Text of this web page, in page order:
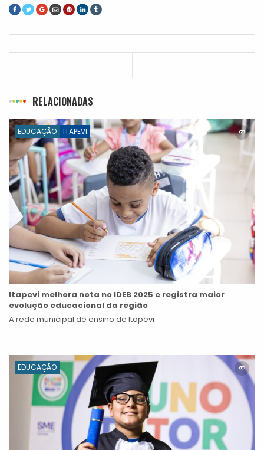
RELACIONADAS
EDUCAÇÃO ITAPEVI
Itapevi melhora nota no IDEB 2025 e registra maior
evolução educacional da região
A rede municipal de ensino de Itapevi
EDUCAÇÃO